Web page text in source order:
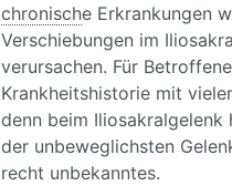
chronische Erkrankungen
Verschiebungen im
verursachen. Für
Krankheitshistorie mit
denn beim Iliosakralgelenk
der unbeweglichsten
recht unbekanntes.